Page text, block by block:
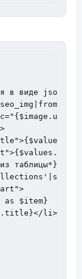
в виде json*}
таблицы*}
as $item}
li>